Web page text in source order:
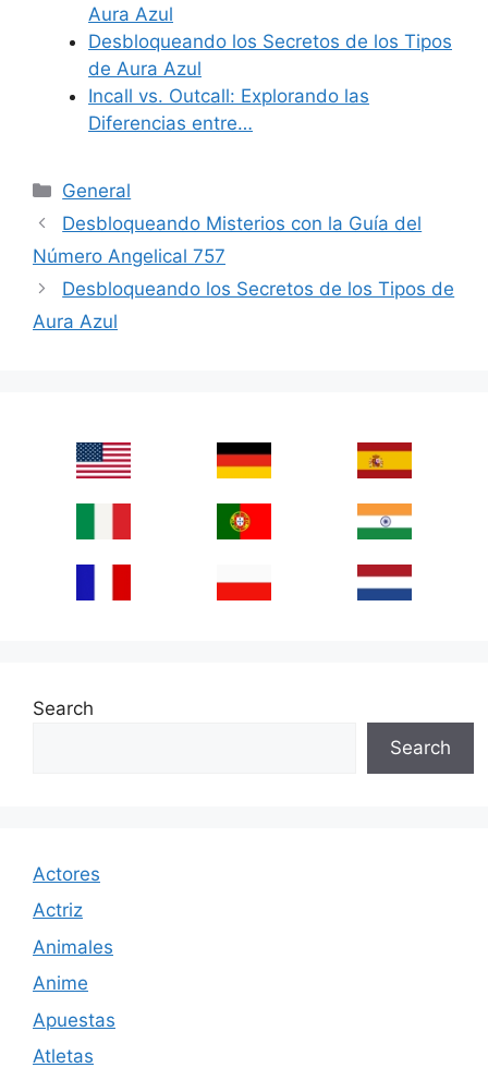
Aura Azul
Desbloqueando los Secretos de los Tipos
de Aura Azul
Incall vs. Outcall: Explorando las
Diferencias entre…
Categories
General
Desbloqueando Misterios con la Guía del
Número Angelical 757
Desbloqueando los Secretos de los Tipos de
Aura Azul
Search
Search
Actores
Actriz
Animales
Anime
Apuestas
Atletas